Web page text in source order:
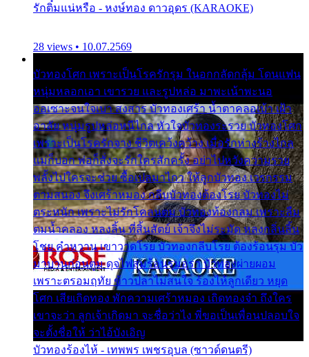
รักติ๋มแน่หรือ - หงษ์ทอง ดาวอุดร (KARAOKE)
28 views • 10.07.2569
บัวทองโศก เพราะเป็นโรครักรุม ในอกกลัดกลุ้ม โดนแฟน
หนุ่มหลอกเอา เขารวย และรูปหล่อ มาพะเน้าพะนอ
ออเซาะจนใจเบา สงสาร บัวทองเศร้า น้ำตาคลอเบ้า เฝ้า
อาลัย หนุ่มรูปหล่อหนีไกล หัวใจบัวทองระรวย บัวทองโศก
เพราะเป็นโรครักจาง ชีวิตเคว้งคว้าง เมื่อรักห่างร้างไกล
แม่ก็บอก พ่อก็สั่งจะรักใครสักครั้ง อย่าไปหวังความรวย
พลั้งไปใครจะช่วย ซื้อเปลมาไกว ให้ลูกบัวทอง เวรกรรม
ตามสนอง จึงเศร้าหมอง กลีบบัวทองต้องโรย บัวทองไม่
ตระหนัก เพราะไม่รักโคลนตม บัวทองท้องกลม เพราะลืม
ตมน้ำคลอง หลงลิ้น ที่สิ้นสัตย์ เจ้าจึงไม่ระมัด หลงกลิ่นลิ้น
โชย คำหวาน เขาวาดโรย บัวทองกลีบโรย ต้องร้อนรุม บัว
มาบานก่อนตูม ดุจไฟสุมร้อนรุมอุรา บัวทองผ่ายผอม
เพราะตรอมฤทัย ข้าวปลาไม่สนใจ ร้องไห้ลูกเดียว หยุด
โศก เสียเถิดทอง พักความเศร้าหมอง เถิดทองจ๋า ถึงใคร
เขาจะว่า ลูกเจ้าเกิดมา จะชื่อว่าไง พี่ขอเป็นเพื่อนปลอบใจ
จะตั้งชื่อให้ ว่าไอ้บังเอิญ
บัวทองร้องไห้ - เทพพร เพชรอุบล (ซาวด์ดนตรี)